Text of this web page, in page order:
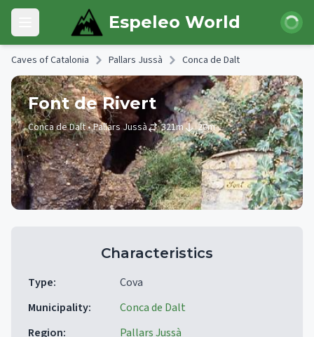
Skip to main content
Open main menu Espeleo World Login
Caves of Catalonia Pallars Jussà Conca de Dalt
Font de Rivert
Conca de Dalt• Pallars Jussà 321m 20m
Characteristics
Type:
Cova
Municipality:
Conca de Dalt
Region:
Pallars Jussà